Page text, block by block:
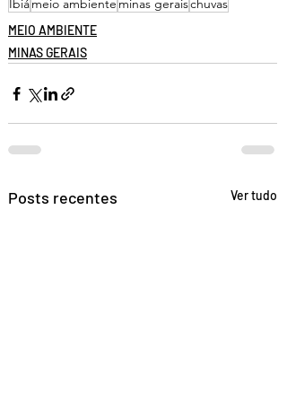
Ibiámeio ambiente minas geraischuvas
MEIO AMBIENTE
MINAS GERAIS
Posts recentes Ver tudo